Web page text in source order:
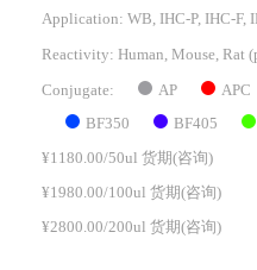
Application: WB, IHC-P, IHC-F,
Reactivity: Human, Mouse, Rat
Conjugate: AP APC
BF350 BF405
¥1180.00/50ul 货期(咨询)
¥1980.00/100ul 货期(咨询)
¥2800.00/200ul 货期(咨询)